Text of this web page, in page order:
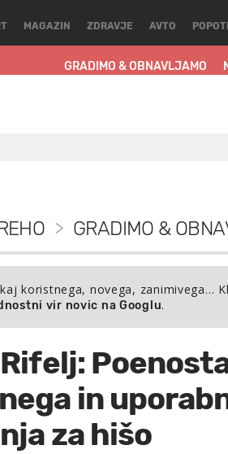
MAGAZIN ZDRAVJE AVTO
GRADIMO & OBNAVLJAMO
> GRADIMO &
koristnega, novega, zanimivega…
vir novic na Googlu.
in
za hišo